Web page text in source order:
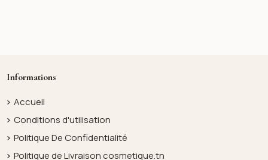
Informations
Accueil
Conditions d'utilisation
Politique De Confidentialité
Politique de Livraison cosmetique.tn